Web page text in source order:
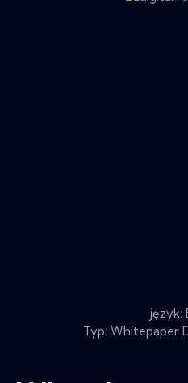
język:
Typ: Whitepaper